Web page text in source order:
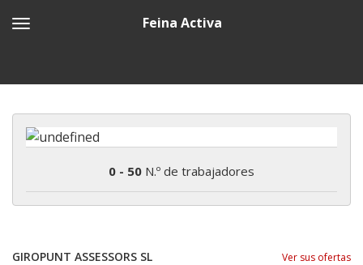
Feina Activa
0 - 50 N.º de trabajadores
GIROPUNT ASSESSORS SL Ver sus ofertas